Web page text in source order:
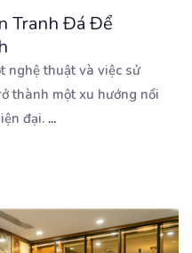
Tranh Đá Để
nghệ thuật và việc sử
thành một xu hướng nổi
đại. ...